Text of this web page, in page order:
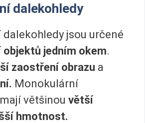
dalekohledy
jsou určené
objektů jedním okem.
zaostření obrazu a
Monokulární
většinou větší
hmotnost.